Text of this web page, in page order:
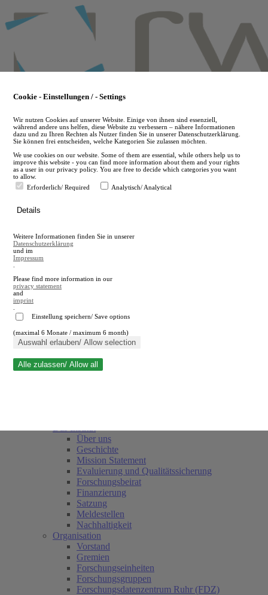
to
main
en
A
A
Suche schließen
Über uns
Geschichte
Mission Statement
Evaluierung und Qualitätssicherung
Forschungsbeirat
Finanzierung
Satzung
Meldestellen
Nachhaltigkeit
Organisation
Vorstand
Gremien
Forschungseinheiten
Forschungsgruppen
Forschungsdatenzentrum Ruhr (FDZ)
Cookie - Einstellungen / - Settings
Wir nutzen Cookies auf unserer Website. Einige von ihnen sind essenziell,
während andere uns helfen, diese Website zu verbessern – nähere Informationen
dazu und zu Ihren Rechten als Nutzer finden Sie in unserer Datenschutzerklärung.
Sie können frei entscheiden, welche Kategorien Sie zulassen möchten.
We use cookies on our website. Some of them are essential, while others help us to
improve this website - you can find more information about them and your rights
as a user in our privacy policy. You are free to decide which categories you want
to allow.
Erforderlich/ Required
Analytisch/ Analytical
Details
Weitere Informationen finden Sie in unserer
Datenschutzerklärung
und im
Impressum
Please find more information in our
privacy statement
and
imprint
Einstellung speichern/ Save options
(maximal 6 Monate / maximum 6 month)
Auswahl erlauben/ Allow selection
Alle zulassen/ Allow all